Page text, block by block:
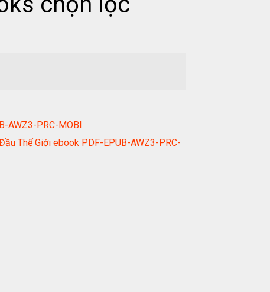
AWZ3-PRC-MOBI
Thế Giới ebook PDF-EPUB-AWZ3-PRC-